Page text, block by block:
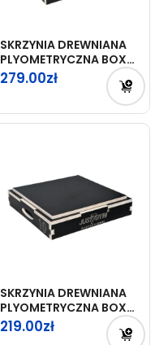
SKRZYNIA DREWNIANA
PLYOMETRYCZNA BOX
56X56X20CM
JUST7GYM
279.00
SKRZYNIA DREWNIANA
PLYOMETRYCZNA BOX
56X56X10CM
JUST7GYM
219.00